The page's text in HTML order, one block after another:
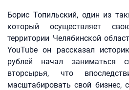
Борис Топильский, один из
который осуществляет
территории Челябинской
YouTube он рассказал
рублей начал заниматься
вторсырья, что
масштабировать свой бизнес,